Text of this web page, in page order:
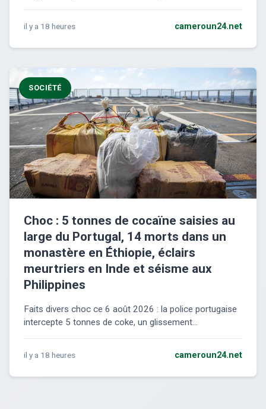
il y a 18 heures cameroun24.net
SOCIÉTÉ
Choc : 5 tonnes de cocaïne saisies au
large du Portugal, 14 morts dans un
monastère en Éthiopie, éclairs
meurtriers en Inde et séisme aux
Philippines
Faits divers choc ce 6 août 2026 : la police portugaise
intercepte 5 tonnes de coke, un glissement...
il y a 18 heures cameroun24.net